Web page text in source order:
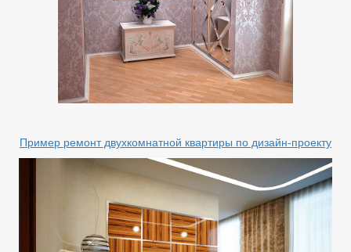
Пример ремонт двухкомнатной квартиры по дизайн-проекту